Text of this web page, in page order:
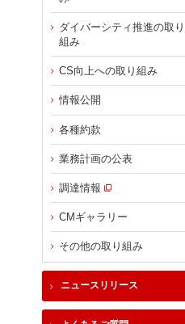
ダイバーシティ推進の取り
組み
CS向上への取り組み
情報公開
各種約款
業務計画の公表
調達情報
CMギャラリー
その他の取り組み
ニュースリリース